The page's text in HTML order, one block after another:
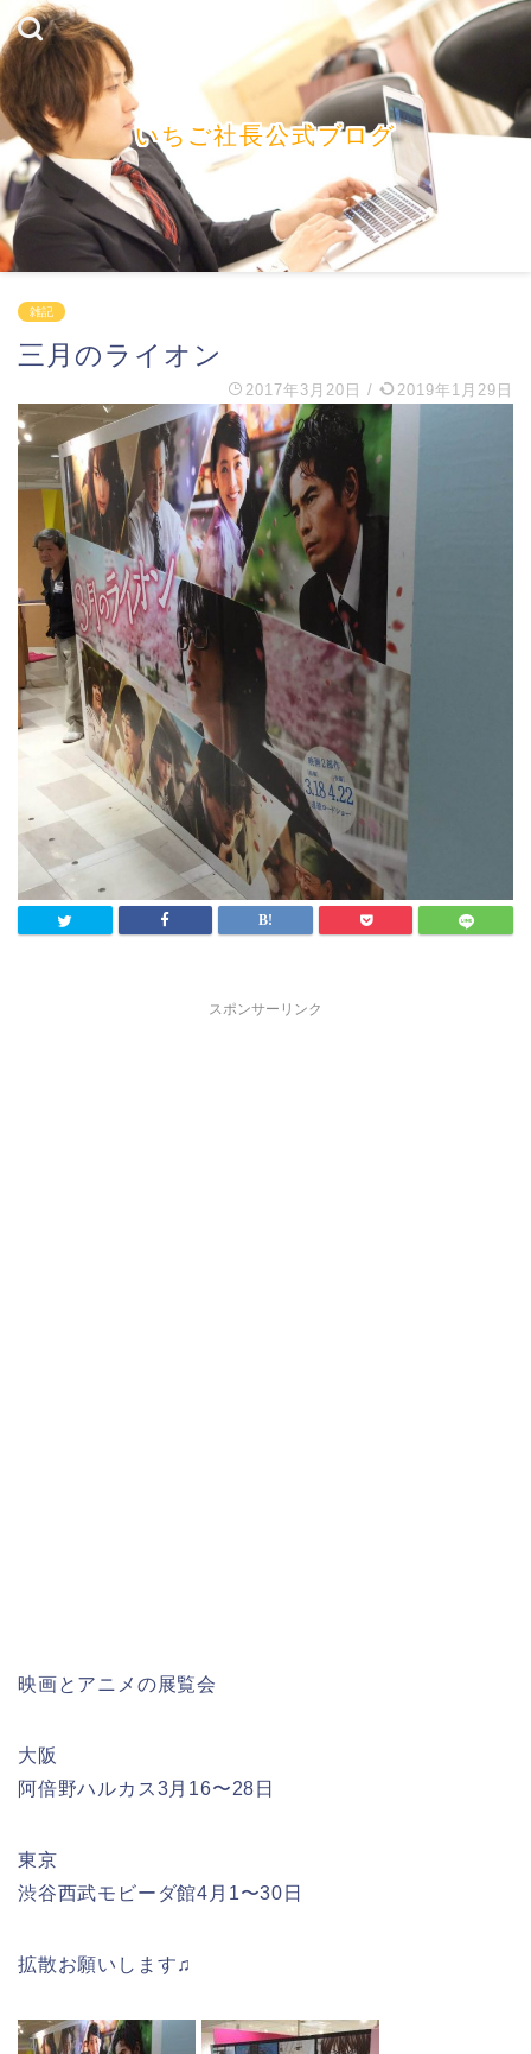
いちご社長公式ブログ
雑記
三月のライオン
2017年3月20日 / 2019年1月29日
スポンサーリンク
映画とアニメの展覧会
大阪
阿倍野ハルカス3月16〜28日
東京
渋谷西武モビーダ館4月1〜30日
拡散お願いします♫